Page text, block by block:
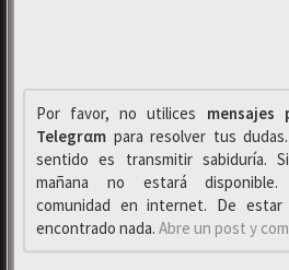
Por favor, no utilices mensajes
Telegrαm para resolver tus
sentido es transmitir sabiduría.
mañana no estará disponible.
comunidad en internet. De
encontrado nada. Abre un post y